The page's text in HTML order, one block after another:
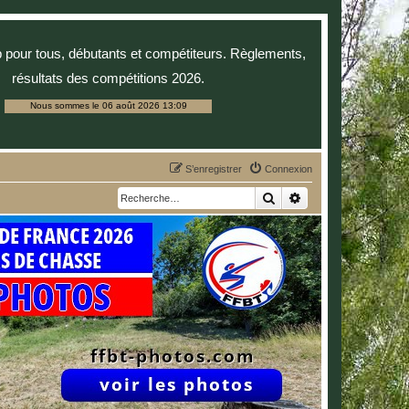
pour tous, débutants et compétiteurs. Règlements,
résultats des compétitions 2026.
Nous sommes le 06 août 2026 13:09
Connexion
S’enregistrer
RechercherRecherche avancée